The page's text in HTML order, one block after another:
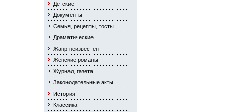
Детские
Документы
Семья, рецепты, тосты
Драматические
Жанр неизвестен
Женские романы
Журнал, газета
Законодательные акты
История
Классика